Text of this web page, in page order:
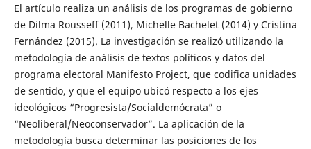
El artículo realiza un análisis de los programas de gobierno
de Dilma Rousseff (2011), Michelle Bachelet (2014) y Cristina
Fernández (2015). La investigación se realizó utilizando la
metodología de análisis de textos políticos y datos del
programa electoral Manifesto Project, que codifica unidades
de sentido, y que el equipo ubicó respecto a los ejes
ideológicos “Progresista/Socialdemócrata” o
“Neoliberal/Neoconservador”. La aplicación de la
metodología busca determinar las posiciones de los